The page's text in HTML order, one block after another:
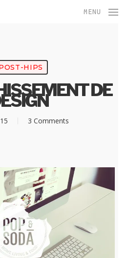
MENU
HIPS
DE
3 Comments